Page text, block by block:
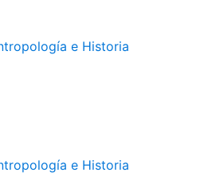
e Historia
e Historia